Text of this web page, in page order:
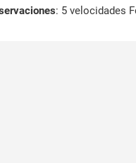
: 5 velocidades